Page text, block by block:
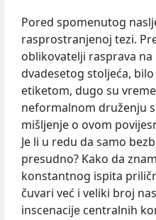
Pored spomenutog
rasprostranjenoj tezi.
oblikovatelji rasprava
dvadesetog stoljeća,
etiketom, dugo su
neformalnom druženju
mišljenje o ovom
Je li u redu da samo
presudno? Kako da
konstantnog ispita
čuvari već i veliki broj
inscenacije centralnih